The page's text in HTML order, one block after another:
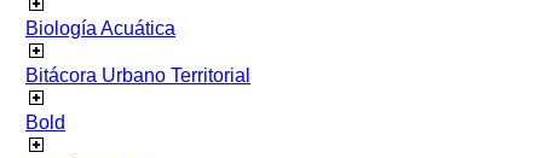
Biología Acuática
Bitácora Urbano Territorial
Bold